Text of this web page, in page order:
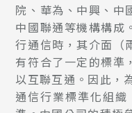
院、華為、中興、中
中國聯通等機構構成
行通信時，其介面（
有符合了一定的標準
以互聯互通。因此，
通信行業標準化組織